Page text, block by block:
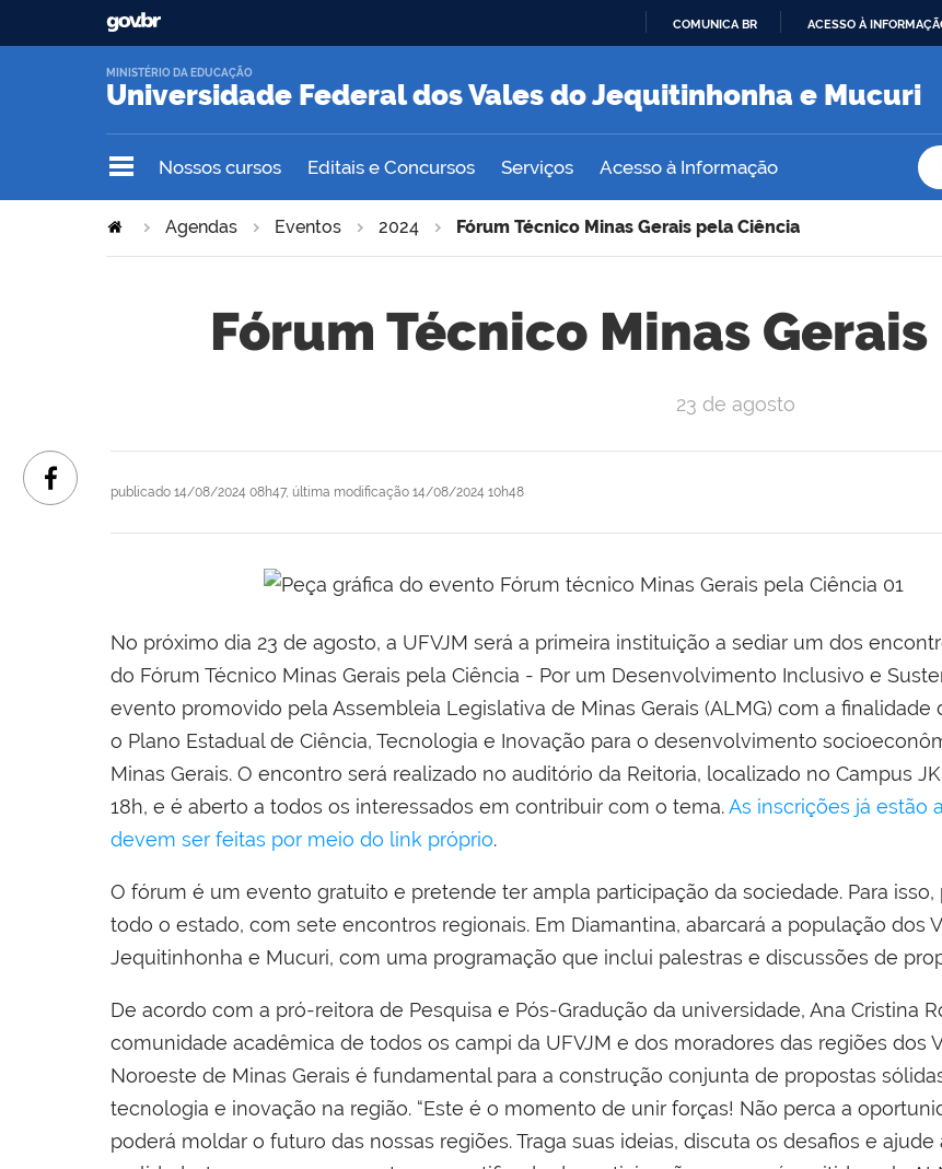
O
COMUNICA BR ACESSO À
Universidade Federal dos Vales do Jequitinhonha e Mucuri
MINISTÉRIO DA EDUCAÇÃO
Nossos cursos Editais e Concursos Serviços Acesso à Informação
Agendas Eventos 2024 Fórum Técnico Minas Gerais pela Ciência
Fórum Técnico Minas
publicado 14/08/2024 08h47, última modificação 14/08/2024 10h48
23 de agosto
No próximo dia 23 de agosto, a UFVJM será a primeira instituição a sediar um dos
do Fórum Técnico Minas Gerais pela Ciência - Por um Desenvolvimento Inclusivo e
evento promovido pela Assembleia Legislativa de Minas Gerais (ALMG) com a finalidade
o Plano Estadual de Ciência, Tecnologia e Inovação para o desenvolvimento
Minas Gerais. O encontro será realizado no auditório da Reitoria, localizado no Campus
18h, e é aberto a todos os interessados em contribuir com o tema.As inscrições já estão
devem ser feitas por meio do link próprio.
O fórum é um evento gratuito e pretende ter ampla participação da sociedade. Para isso,
todo o estado, com sete encontros regionais. Em Diamantina, abarcará a população dos
Jequitinhonha e Mucuri, com uma programação que inclui palestras e discussões de
De acordo com a pró-reitora de Pesquisa e Pós-Gradução da universidade, Ana Cristina
comunidade acadêmica de todos os campi da UFVJM e dos moradores das regiões dos
Noroeste de Minas Gerais é fundamental para a construção conjunta de propostas
tecnologia e inovação na região. “Este é o momento de unir forças! Não perca a
poderá moldar o futuro das nossas regiões. Traga suas ideias, discuta os desafios e